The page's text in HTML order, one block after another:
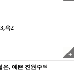
욕2
은, 예쁜 전원주택